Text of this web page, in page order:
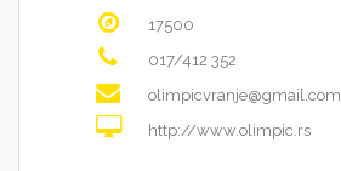
17500
017/412 352
olimpicvranje@gmail.com
http://www.olimpic.rs